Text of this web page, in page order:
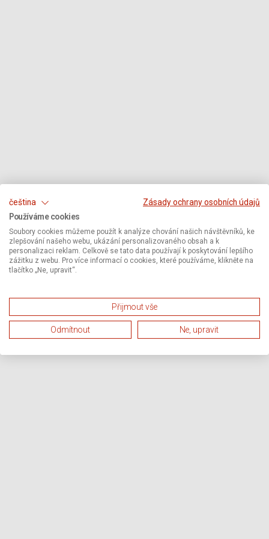
čeština
Zásady ochrany osobních údajů
Používáme cookies
Soubory cookies můžeme použít k analýze chování našich návštěvníků, ke
zlepšování našeho webu, ukázání personalizovaného obsah a k
personalizaci reklam. Celkově se tato data používají k poskytování lepšího
zážitku z webu. Pro více informací o cookies, které používáme, klikněte na
tlačítko „Ne, upravit“.
Přijmout vše
Odmítnout Ne, upravit